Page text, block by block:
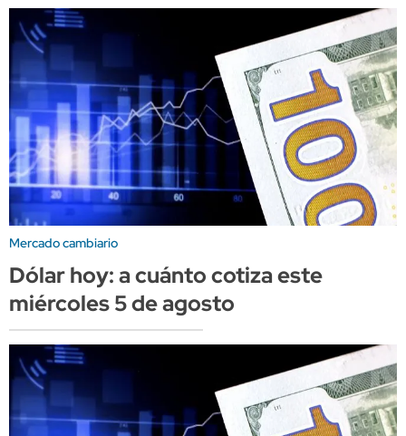
Mercado cambiario
Dólar hoy: a cuánto cotiza este
miércoles 5 de agosto